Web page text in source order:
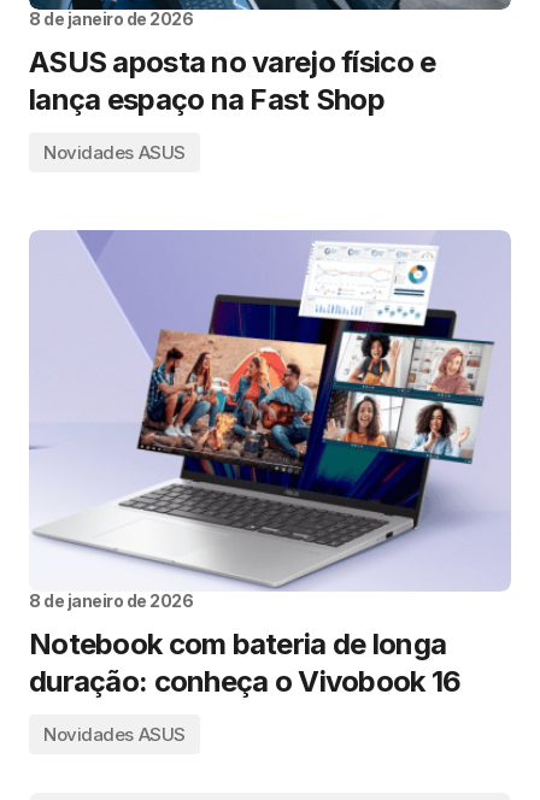
8 de janeiro de 2026
ASUS aposta no varejo físico e
lança espaço na Fast Shop
Novidades ASUS
8 de janeiro de 2026
Notebook com bateria de longa
duração: conheça o Vivobook 16
Novidades ASUS